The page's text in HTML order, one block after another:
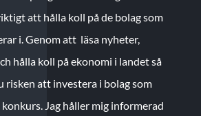
att hålla koll på de bolag som
i. Genom att läsa nyheter,
hålla koll på ekonomi i landet så
risken att investera i bolag som
Jag håller mig informerad